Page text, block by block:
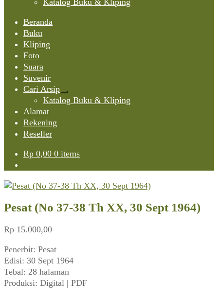
Katalog Buku & Kliping
Beranda
Buku
Kliping
Foto
Suara
Suvenir
Cari Arsip
Expand
child
Katalog Buku & Kliping
Alamat
Rekening
Reseller
Rp 0,00 0 items
Pesat (No 37-38 Th XX, 30 Sept 1964)
Rp 15.000,00
Penerbit: Pesat
Edisi: 30 Sept 1964
Tebal: 28 halaman
Produksi: Digital | PDF